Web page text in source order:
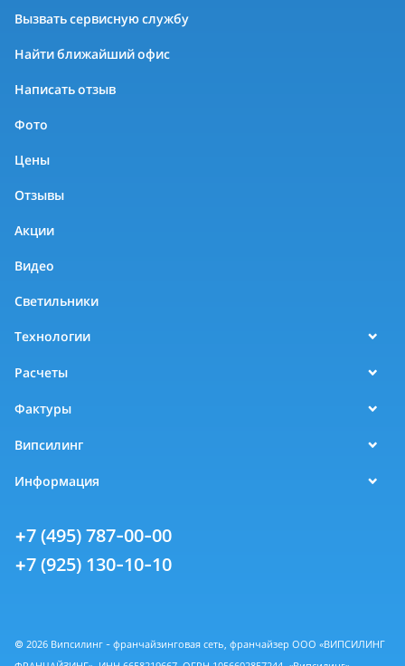
Вызвать сервисную службу
Найти ближайший офис
Написать отзыв
Фото
Цены
Отзывы
Акции
Видео
Светильники
Технологии
Расчеты
Фактуры
Випсилинг
Информация
+7 (495) 787-00-00
+7 (925) 130-10-10
© 2026 Випсилинг - франчайзинговая сеть, франчайзер ООО «ВИПСИЛИНГ